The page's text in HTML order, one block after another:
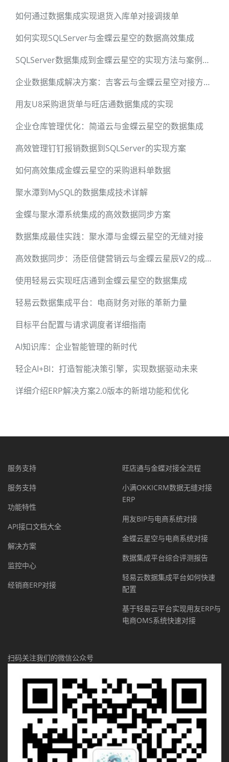
如何通过数据集成实现退货入库单对接调拨单
如何实现SQLServer与金蝶云星空的数据高效集成
SQLServer数据集成到金蝶云星空的实现方法与案例分析
企业数据集成解决方案：吉客云与金蝶云星空对接方案解析
用友U8采购退货单与旺店通数据集成的实现
企业仓库管理优化：简道云与金蝶云星空的数据集成
高效管理钉钉报销数据到SQLServer的实现方案
如何高效集成金蝶云星空的采购退料单数据
聚水潭到MySQL的数据集成技术详解
金蝶与聚水潭系统集成的高效数据同步方案
数据集成最佳实践：聚水潭与金蝶云星空的无缝对接
高效数据同步：汤臣倍健营销云与金蝶云星辰V2的成功对接
使用轻易云实现旺店通到金蝶云星空的数据集成
轻易云数据集成平台：电商财务对账的革新力量
目标平台配置与请求调度者详细指南
AI知识库：企业智能管理的新时代
轻企AI+BI：打造智能决策引擎，实现数据驱动未来
详细介绍ERP解决方案2.0版本的新增功能和优化
服务支持
服务支持
功能特性
API接口文档大全
解决方案
监控中心
经销商ERP对接
旺店通与金蝶对接全流程
小满OKKICRM数据无缝对接
ERP
用友BIP与电商系统对接
金蝶云星空与电商系统对接
数据集成平台综合评测报告
轻易云数据集成平台如何快速
配置
基于轻易云平台实现用友ERP与
电商OMS系统快速对接
扫码关注我们的微信公众号